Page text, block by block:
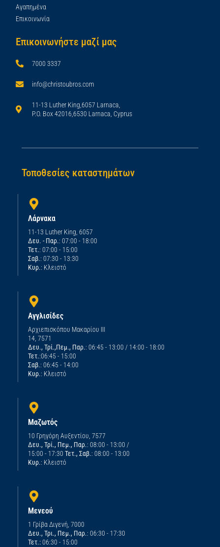
Αγαπημένα
Επικοινωνία
Επικοινωνήστε μαζί μας
7000 3337
info@christoubros.com
11-13 Luther King,6057 Larnaca,
P.O. Box 42016,6530 Larnaca, Cyprus
Τοποθεσίες καταστημάτων
Λάρνακα
11-13 Luther King, 6057
Δευ. - Παρ.: 07:00 - 18:00
Τετ.: 07:00 - 15:00
Σαβ.: 07:30 - 13:30
Κυρ.: Κλειστό
Αγγλισίδες
Αρχιεπισκόπου Μακαρίου ΙΙΙ
14, 7571
Δευ., Τρί.,Πεμ., Παρ.: 06:45 - 13:00 / 14:00 - 18:00
Τετ.:06:45 - 15:00
Σαβ.: 06:45 - 14:00
Κυρ.: Κλειστό
Μαζωτός
10 Γρηγόρη Αυξεντίου, 7577
Δευ., Τρί., Πεμ., Παρ.: 08:00 - 13:00 /
15:00 - 17:30 Τετ., Σαβ.: 08:00 - 13:00
Κυρ.: Κλειστό
Μενεού
1 Γρίβα Διγενή, 7000
Δευ., Τρι., Πεμ., Παρ.: 06:30 - 17:30
Τετ.:06:30 - 15:00